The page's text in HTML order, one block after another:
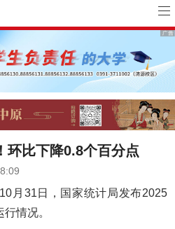
环比下降0.8个百分点
10月31日，国家统计局发布2025
情况。